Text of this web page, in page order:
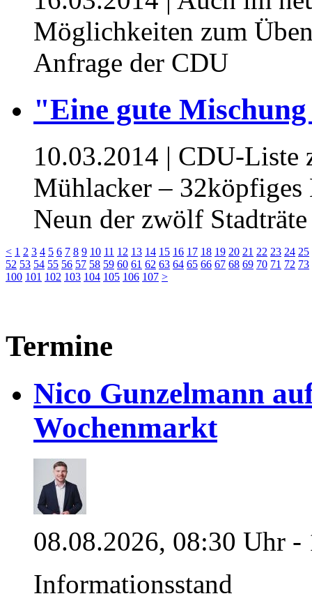
Möglichkeiten zum
Anfrage der CDU
"Eine gute
10.03.2014 | CDU-Liste
Mühlacker – 32köpfiges
Neun der zwölf
< 1 2 3 4 5 6 7 8 9 10 11 12 13 14 15 16 17 18 19 20 21 22 23 24 25
52 53 54 55 56 57 58 59 60 61 62 63 64 65 66 67 68 69 70 71 72 73
100 101 102 103 104 105 106 107 >
Termine
Nico Gunzelmann
Wochenmarkt
08.08.2026, 08:30 Uhr -
Informationsstand